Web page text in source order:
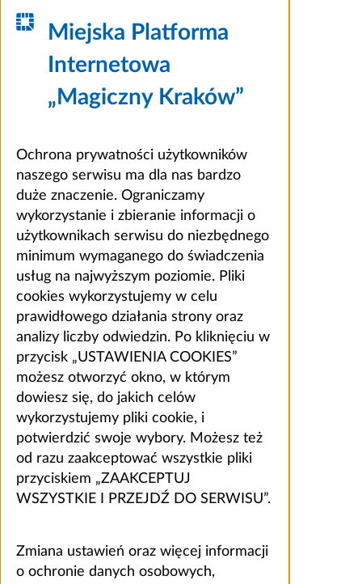
Miejska Platforma
Internetowa
„Magiczny Kraków”
Ochrona prywatności użytkowników
naszego serwisu ma dla nas bardzo
duże znaczenie. Ograniczamy
wykorzystanie i zbieranie informacji o
użytkownikach serwisu do niezbędnego
minimum wymaganego do świadczenia
usług na najwyższym poziomie. Pliki
cookies wykorzystujemy w celu
prawidłowego działania strony oraz
analizy liczby odwiedzin. Po kliknięciu w
przycisk „USTAWIENIA COOKIES”
możesz otworzyć okno, w którym
dowiesz się, do jakich celów
wykorzystujemy pliki cookie, i
potwierdzić swoje wybory. Możesz też
od razu zaakceptować wszystkie pliki
przyciskiem „ZAAKCEPTUJ
WSZYSTKIE I PRZEJDŹ DO SERWISU”.
Zmiana ustawień oraz więcej informacji
o ochronie danych osobowych,